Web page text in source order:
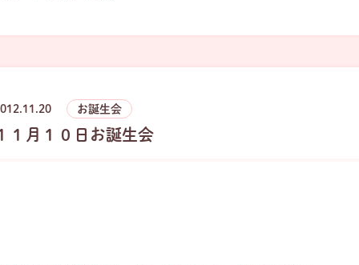
お誕生会
１月１０日お誕生会